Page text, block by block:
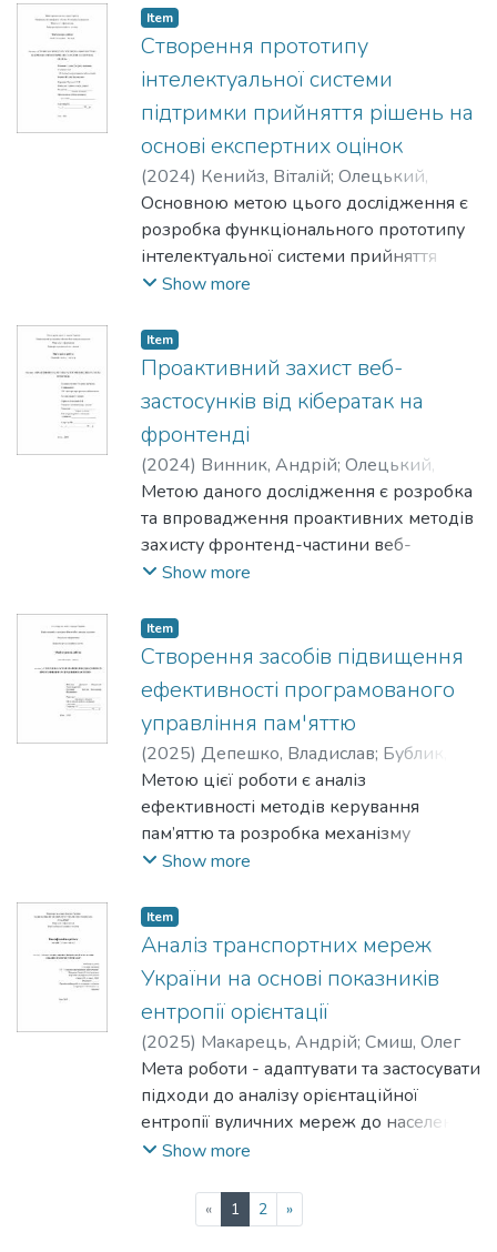
інтернеті за допомогою аналізу
соціальних мереж і відстеження
настроїв.
Item
Створення прототипу
інтелектуальної системи
підтримки прийняття рішень на
основі експертних оцінок
(2024) Кенийз, Віталій; Олецький,
Олексій
Основною метою цього дослідження є
розробка функціонального прототипу
інтелектуальної системи прийняття
рішень на основі експертних оцінок.
Show more
Item
Проактивний захист веб-
застосунків від кібератак на
фронтенді
(2024) Винник, Андрій; Олецький,
Олексій
Метою даного дослідження є розробка
та впровадження проактивних методів
захисту фронтенд-частини веб-
застосунків від кібератак.
Show more
Item
Cтворення засобів підвищення
ефективності програмованого
управління пам'яттю
(2025) Депешко, Владислав; Бублик,
Володимир
Метою цієї роботи є аналіз
ефективності методів керування
пам’яттю та розробка механізму
керування пам’яттю у C++, що поєднує
автоматизованим збирачем сміття.
Show more
Item
Аналіз транспортних мереж
України на основі показників
ентропії орієнтації
(2025) Макарець, Андрій; Смиш, Олег
Мета роботи - адаптувати та застосувати
підходи до аналізу орієнтаційної
ентропії вуличних мереж до населених
пунктів України.
Show more
« 1 (current)
2 »